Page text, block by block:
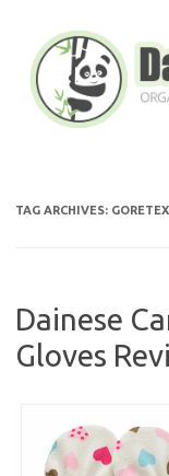
content
TAG ARCHIVES: GORETEX
Dainese
Gloves